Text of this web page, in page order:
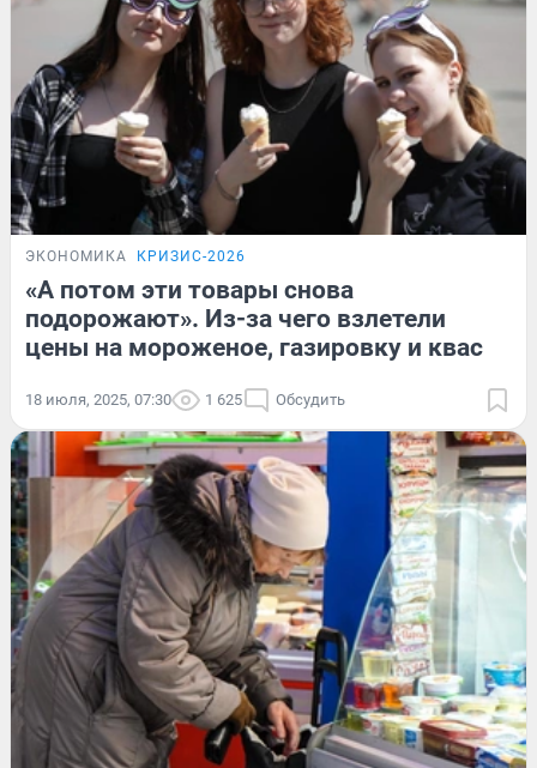
ЭКОНОМИКА КРИЗИС-2026
«А потом эти товары снова
подорожают». Из-за чего взлетели
цены на мороженое, газировку и квас
18 июля, 2025, 07:30 1 625 Обсудить